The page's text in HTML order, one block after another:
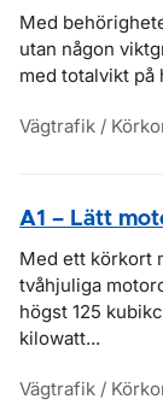
Med
utan någon
med totalvikt på
Vägtrafik /
A1 – Lätt
Med ett körkort
tvåhjuliga
högst 125
kilowatt...
Vägtrafik /